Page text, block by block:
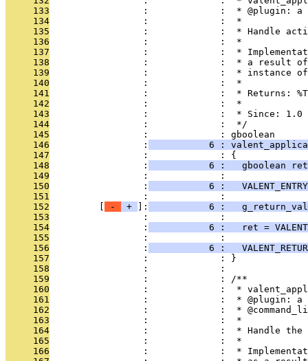
     133
:             :  * @plugin: a
     134
                 :             :  *
     135
:             :  * Handle
     136
                 :             :  *
     137
:             :  *
     138
:             :  * a result
     139
:             :  * instance
     140
                 :             :  *
     141
:             :  * Returns:
     142
                 :             :  *
     143
                 :             :  * Since: 1.0
     144
                 :             :  */
     145
                 :             : gboolean
     146
                 :
6 :
     147
                 :             : {
     148
                 :
6 :   gboolean
     149
                 :             :
     150
                 :
6 :
     151
                 :             :
     152
- + ]:
6 :
     153
                 :             :
     154
                 :
6 :   ret =
     155
                 :             :
     156
                 :
6 :
     157
                 :             : }
     158
                 :             :
     159
                 :             : /**
     160
:             :  *
     161
:             :  * @plugin: a
     162
:             :  *
     163
                 :             :  *
     164
:             :  * Handle the
     165
                 :             :  *
     166
:             :  *